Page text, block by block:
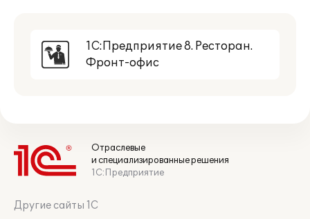
1С:Предприятие 8. Ресторан.
Фронт-офис
Отраслевые
и специализированные решения
1С:Предприятие
Другие сайты 1С